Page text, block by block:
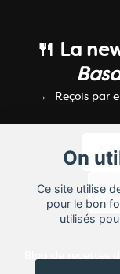
On
Ce site utilise
pour le bon
utilisés
🍴 La
Reçois par